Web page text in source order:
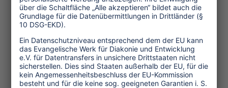
8218-3911-2